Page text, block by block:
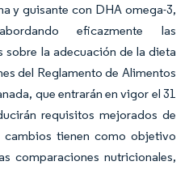
y guisante con DHA omega-3,
eficazmente las
la adecuación de la dieta
del Reglamento de Alimentos
que entrarán en vigor el 31
requisitos mejorados de
tienen como objetivo
comparaciones nutricionales,